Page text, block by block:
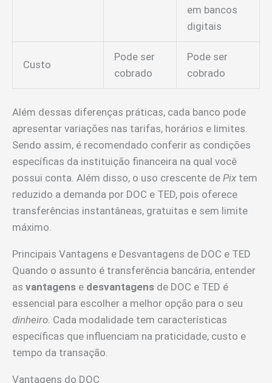
em bancos
digitais
Custo
Pode ser
cobrado
Pode ser
cobrado
Além dessas diferenças práticas, cada banco pode
apresentar variações nas tarifas, horários e limites.
Sendo assim, é recomendado conferir as condições
específicas da instituição financeira na qual você
possui conta. Além disso, o uso crescente de Pix tem
reduzido a demanda por DOC e TED, pois oferece
transferências instantâneas, gratuitas e sem limite
máximo.
Principais Vantagens e Desvantagens de DOC e TED
Quando o assunto é transferência bancária, entender
as vantagens e desvantagens de DOC e TED é
essencial para escolher a melhor opção para o seu
dinheiro. Cada modalidade tem características
específicas que influenciam na praticidade, custo e
tempo da transação.
Vantagens do DOC